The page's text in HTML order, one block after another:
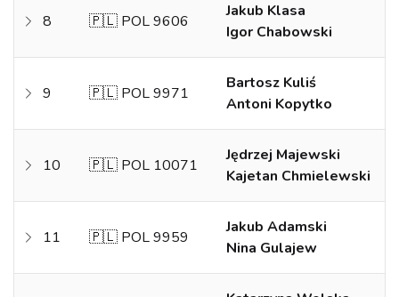
8 🇵🇱 POL 9606
Jakub Klasa
Igor Chabowski
9 🇵🇱 POL 9971
Bartosz Kuliś
Antoni Kopytko
10 🇵🇱 POL 10071
Jędrzej Majewski
Kajetan Chmielewski
11 🇵🇱 POL 9959
Jakub Adamski
Nina Gulajew